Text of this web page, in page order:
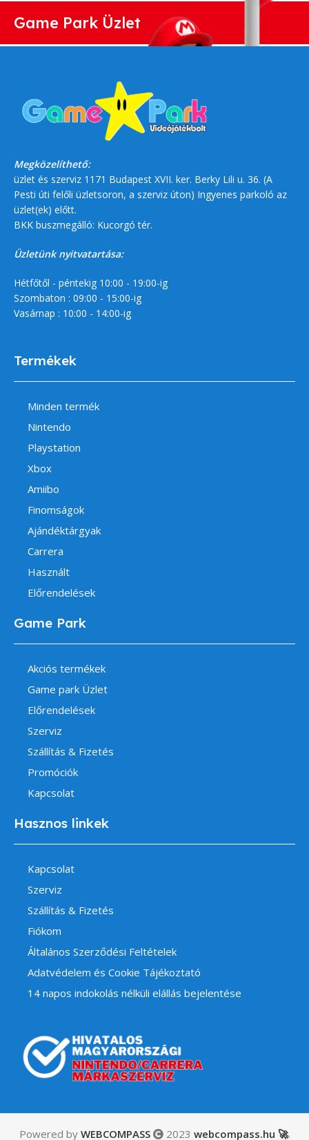
Game Park Üzlet
Megközelíthető:
üzlet és szerviz 1171 Budapest XVII. ker. Berky Lili u. 36. (A
Pesti úti felőli üzletsoron, a szerviz úton) Ingyenes parkoló az
üzlet(ek) előtt.
BKK buszmegálló: Kucorgó tér.
Üzletünk nyitvatartása:
Hétfőtől - péntekig 10:00 - 19:00-ig
Szombaton : 09:00 - 15:00-ig
Vasárnap : 10:00 - 14:00-ig
Termékek
Minden termék
Nintendo
Playstation
Xbox
Amiibo
Finomságok
Ajándéktárgyak
Carrera
Használt
Előrendelések
Game Park
Akciós termékek
Game park Üzlet
Előrendelések
Szerviz
Szállítás & Fizetés
Promóciók
Kapcsolat
Hasznos linkek
Kapcsolat
Szerviz
Szállítás & Fizetés
Fiókom
Általános Szerződési Feltételek
Adatvédelem és Cookie Tájékoztató
14 napos indokolás nélküli elállás bejelentése
Powered by WEBCOMPASS 2023 webcompass.hu 🚀.